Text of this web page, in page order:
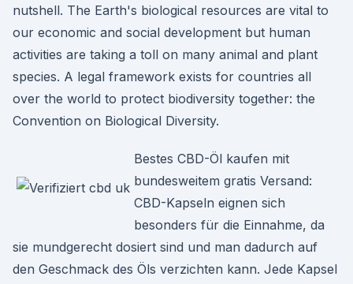
nutshell. The Earth's biological resources are vital to
our economic and social development but human
activities are taking a toll on many animal and plant
species. A legal framework exists for countries all
over the world to protect biodiversity together: the
Convention on Biological Diversity.
Bestes CBD-Öl kaufen mit
bundesweitem gratis Versand:
CBD-Kapseln eignen sich
besonders für die Einnahme, da
sie mundgerecht dosiert sind und man dadurch auf
den Geschmack des Öls verzichten kann. Jede Kapsel